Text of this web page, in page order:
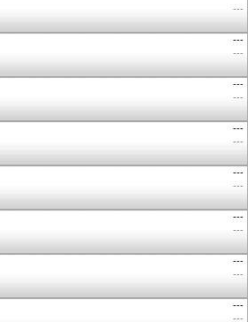
---
---
---
---
---
---
---
---
---
---
---
---
---
---
---